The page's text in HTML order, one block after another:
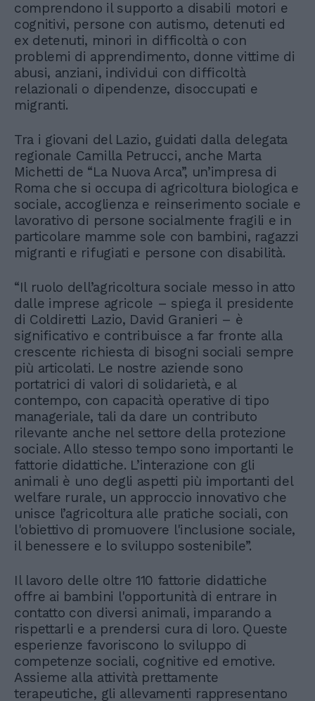
comprendono il supporto a disabili motori e
cognitivi, persone con autismo, detenuti ed
ex detenuti, minori in difficoltà o con
problemi di apprendimento, donne vittime di
abusi, anziani, individui con difficoltà
relazionali o dipendenze, disoccupati e
migranti.
Tra i giovani del Lazio, guidati dalla delegata
regionale Camilla Petrucci, anche Marta
Michetti de “La Nuova Arca”, un’impresa di
Roma che si occupa di agricoltura biologica e
sociale, accoglienza e reinserimento sociale e
lavorativo di persone socialmente fragili e in
particolare mamme sole con bambini, ragazzi
migranti e rifugiati e persone con disabilità.
“Il ruolo dell’agricoltura sociale messo in atto
dalle imprese agricole – spiega il presidente
di Coldiretti Lazio, David Granieri – è
significativo e contribuisce a far fronte alla
crescente richiesta di bisogni sociali sempre
più articolati. Le nostre aziende sono
portatrici di valori di solidarietà, e al
contempo, con capacità operative di tipo
manageriale, tali da dare un contributo
rilevante anche nel settore della protezione
sociale. Allo stesso tempo sono importanti le
fattorie didattiche. L’interazione con gli
animali è uno degli aspetti più importanti del
welfare rurale, un approccio innovativo che
unisce l’agricoltura alle pratiche sociali, con
l'obiettivo di promuovere l'inclusione sociale,
il benessere e lo sviluppo sostenibile”.
Il lavoro delle oltre 110 fattorie didattiche
offre ai bambini l'opportunità di entrare in
contatto con diversi animali, imparando a
rispettarli e a prendersi cura di loro. Queste
esperienze favoriscono lo sviluppo di
competenze sociali, cognitive ed emotive.
Assieme alla attività prettamente
terapeutiche, gli allevamenti rappresentano